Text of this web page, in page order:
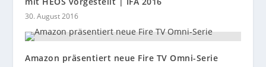
30. August 2016
Amazon präsentiert neue Fire TV Omni-Serie